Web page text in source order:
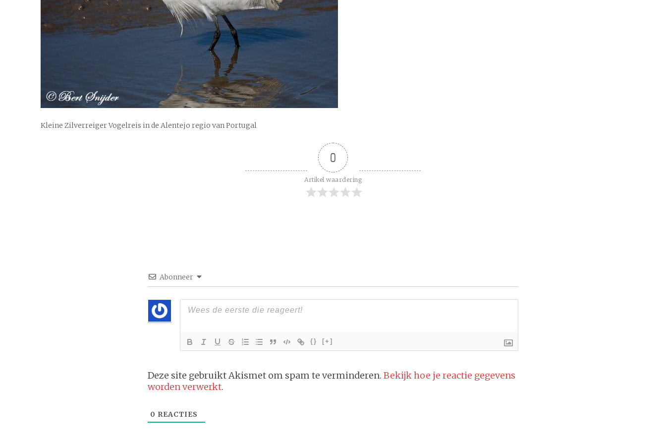
Kleine Zilverreiger Vogelreis in de Alentejo regio van Portugal
0
Artikel waardering
Abonneer
{} [+]
Deze site gebruikt Akismet om spam te verminderen. Bekijk hoe je reactie gegevens
worden verwerkt.
0 REACTIES